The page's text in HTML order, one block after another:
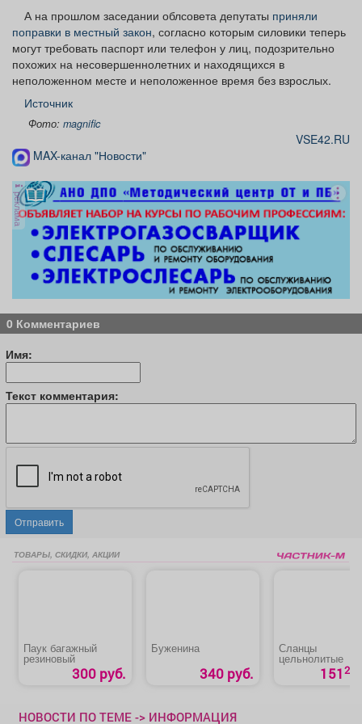
А на прошлом заседании облсовета депутаты приняли
поправки в местный закон, согласно которым силовики теперь
могут требовать паспорт или телефон у лиц, подозрительно
похожих на несовершеннолетних и находящихся в
неположенном месте и неположенное время без взрослых.
Источник
Фото: magnific
VSE42.RU
MAX-канал "Новости"
реклама
0 Комментариев
Имя:
Текст комментария:
Отправить
ТОВАРЫ, СКИДКИ, АКЦИИ
Паук багажный
резиновый
300 руб.
Буженина
340 руб.
Сланцы
цельнолитые
15120
НОВОСТИ ПО ТЕМЕ -> ИНФОРМАЦИЯ